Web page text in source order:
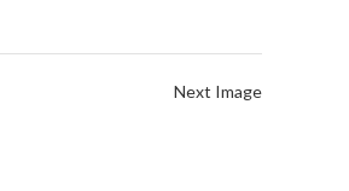
Next Image